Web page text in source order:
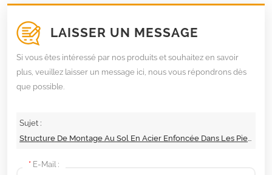
LAISSER UN MESSAGE
Si vous êtes intéressé par nos produits et souhaitez en savoir
plus, veuillez laisser un message ici, nous vous répondrons dès
que possible.
Sujet :
Structure De Montage Au Sol En Acier Enfoncée Dans Les Pieux
* E-Mail :